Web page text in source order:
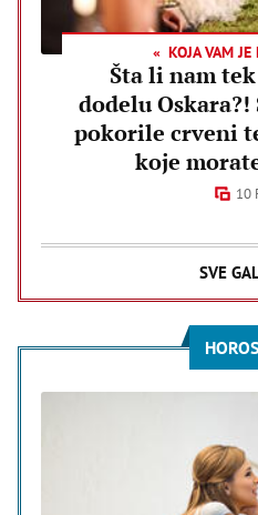
KOJA VAM JE
Šta li nam
dodelu
pokorile crveni
koje
10
SVE